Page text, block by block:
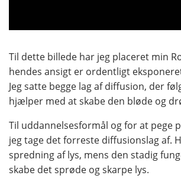
Til dette billede har jeg placeret min
hendes ansigt er ordentligt
Jeg satte begge lag af diffusion, der
hjælper med at skabe den bløde og
Til uddannelsesformål og for at pege
jeg tage det forreste diffusionslag af.
spredning af lys, mens den stadig
skabe det sprøde og skarpe lys.